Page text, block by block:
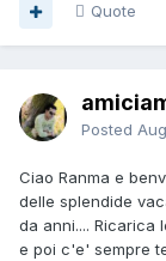
Quote
Posted
Ciao Ranma e
delle splendide
da anni.... Ricarica
e poi c'e' sempre